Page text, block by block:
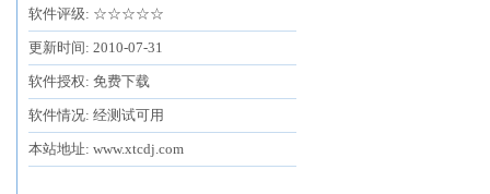
软件评级: ☆☆☆☆☆
更新时间: 2010-07-31
软件授权: 免费下载
软件情况: 经测试可用
本站地址: www.xtcdj.com